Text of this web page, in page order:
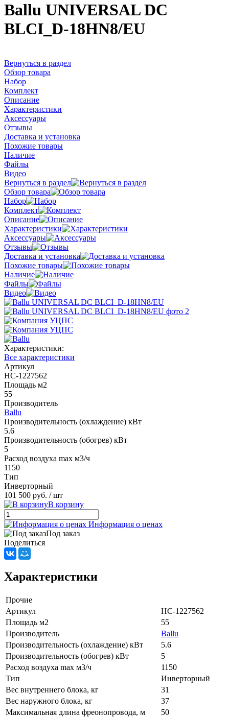
Ballu UNIVERSAL DC
BLCI_D-18HN8/EU
Вернуться в раздел
Обзор товара
Набор
Комплект
Описание
Характеристики
Аксессуары
Отзывы
Доставка и установка
Похожие товары
Наличие
Файлы
Видео
Вернуться в раздел
Обзор товара
Набор
Комплект
Описание
Характеристики
Аксессуары
Отзывы
Доставка и установка
Похожие товары
Наличие
Файлы
Видео
Характеристики:
Все характеристики
Артикул
НС-1227562
Площадь м2
55
Производитель
Ballu
Производительность (охлаждение) кВт
5.6
Производительность (обогрев) кВт
5
Расход воздуха max м3/ч
1150
Тип
Инверторный
101 500 руб. / шт
В корзину
Информация о ценах
Под заказ
Поделиться
Характеристики
Прочие
Артикул
НС-1227562
Площадь м2
55
Производитель
Ballu
Производительность (охлаждение) кВт
5.6
Производительность (обогрев) кВт
5
Расход воздуха max м3/ч
1150
Тип
Инверторный
Вес внутреннего блока, кг
31
Вес наружного блока, кг
37
Максимальная длина фреонопровода, м
50